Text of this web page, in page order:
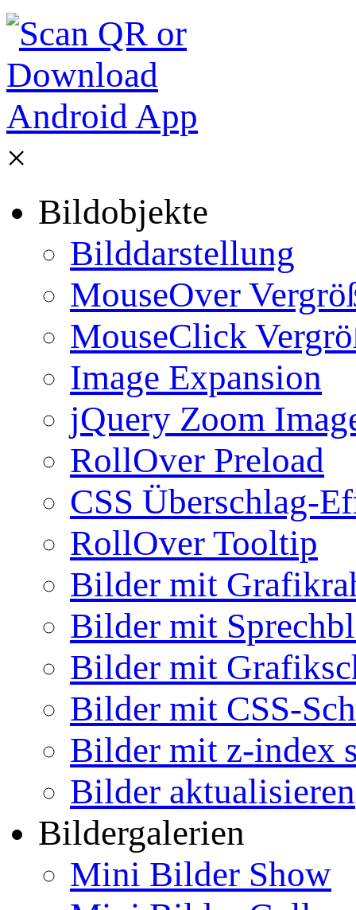
×
Bildobjekte
Bilddarstellung
MouseOver
MouseClick
Image Expansion
jQuery Zoom
RollOver Preload
CSS Überschlag-
RollOver Tooltip
Bilder mit
Bilder mit
Bilder mit
Bilder mit CSS-
Bilder mit z-index
Bilder aktualisieren
Bildergalerien
Mini Bilder Show